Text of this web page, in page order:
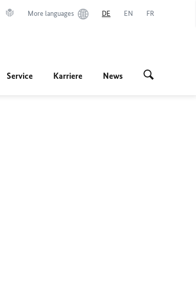
More languages DE EN FR
Service Karriere News